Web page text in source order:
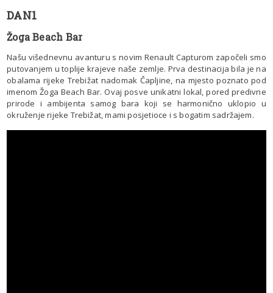
DAN1
Žoga Beach Bar
Našu višednevnu avanturu s novim Renault Capturom započeli smo
putovanjem u toplije krajeve naše zemlje. Prva destinacija bila je na
obalama rijeke Trebižat nadomak Čapljine, na mjesto poznato pod
imenom Žoga Beach Bar. Ovaj posve unikatni lokal, pored predivne
prirode i ambijenta samog bara koji se harmonično uklopio u
okruženje rijeke Trebižat, mami posjetioce i s bogatim sadržajem.